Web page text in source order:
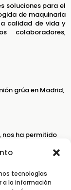
tecnologías
a la información
soluciones para el
de maquinaria
calidad de vida y
colaboradores,
grúa en Madrid,
ha permitido
de equipos